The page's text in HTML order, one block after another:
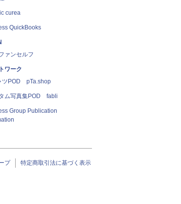
curea
QuickBooks
ァンセルフ
ワーク
ツPOD pTa.shop
ム写真集POD fabli
Group Publication
プ 特定商取引法に基づく表示